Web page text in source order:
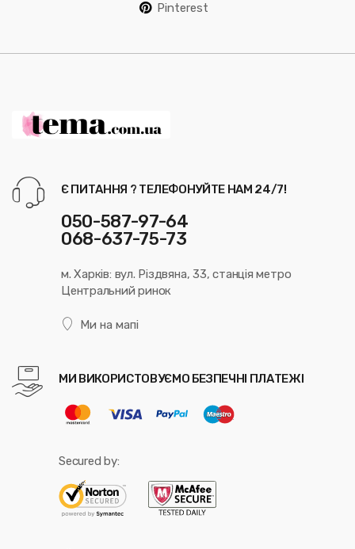
Pinterest
Є ПИТАННЯ ? ТЕЛЕФОНУЙТЕ НАМ 24/7!
050-587-97-64
068-637-75-73
м. Харків: вул. Різдвяна, 33, станція метро
Центральний ринок
Ми на мапі
МИ ВИКОРИСТОВУЄМО БЕЗПЕЧНІ ПЛАТЕЖІ
Secured by: